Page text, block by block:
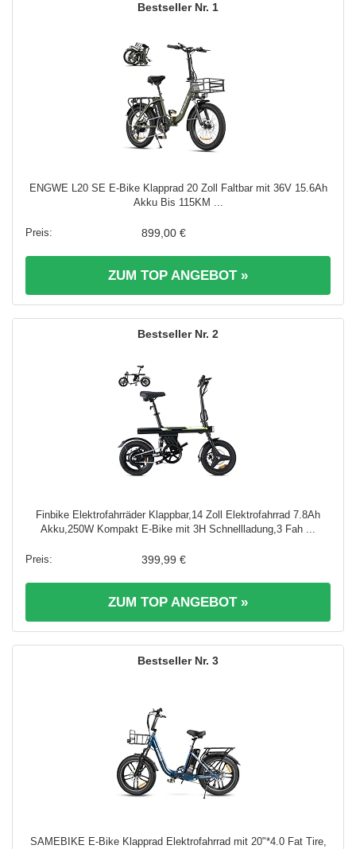
1
ENGWE L20 SE E-Bike Klapprad 20 Zoll Faltbar mit 36V 15.6Ah
Akku Bis 115KM ...
899,00 €
ZUM TOP ANGEBOT »
2
Finbike Elektrofahrräder Klappbar,14 Zoll Elektrofahrrad 7.8Ah
Akku,250W Kompakt E-Bike mit 3H Schnellladung,3 Fah ...
399,99 €
ZUM TOP ANGEBOT »
3
SAMEBIKE E-Bike Klapprad Elektrofahrrad mit 20"*4.0 Fat Tire,